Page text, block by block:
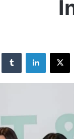
فيسبوك ‫X لينكدإن ‏Tumblr